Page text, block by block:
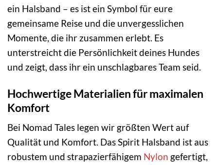
ein Halsband – es ist ein Symbol für eure
gemeinsame Reise und die unvergesslichen
Momente, die ihr zusammen erlebt. Es
unterstreicht die Persönlichkeit deines Hundes
und zeigt, dass ihr ein unschlagbares Team seid.
Hochwertige Materialien für maximalen
Komfort
Bei Nomad Tales legen wir größten Wert auf
Qualität und Komfort. Das Spirit Halsband ist aus
robustem und strapazierfähigem Nylon gefertigt,